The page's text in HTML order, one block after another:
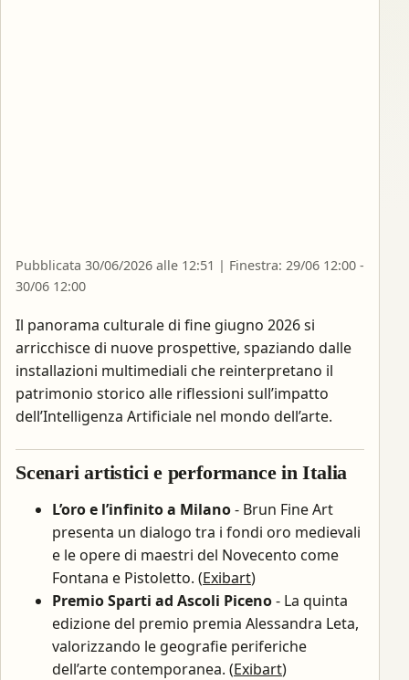
Pubblicata 30/06/2026 alle 12:51 | Finestra: 29/06 12:00 -
30/06 12:00
Il panorama culturale di fine giugno 2026 si
arricchisce di nuove prospettive, spaziando dalle
installazioni multimediali che reinterpretano il
patrimonio storico alle riflessioni sull’impatto
dell’Intelligenza Artificiale nel mondo dell’arte.
Scenari artistici e performance in Italia
L’oro e l’infinito a Milano- Brun Fine Art
presenta un dialogo tra i fondi oro medievali
e le opere di maestri del Novecento come
Fontana e Pistoletto. (Exibart)
Premio Sparti ad Ascoli Piceno- La quinta
edizione del premio premia Alessandra Leta,
valorizzando le geografie periferiche
dell’arte contemporanea. (Exibart)